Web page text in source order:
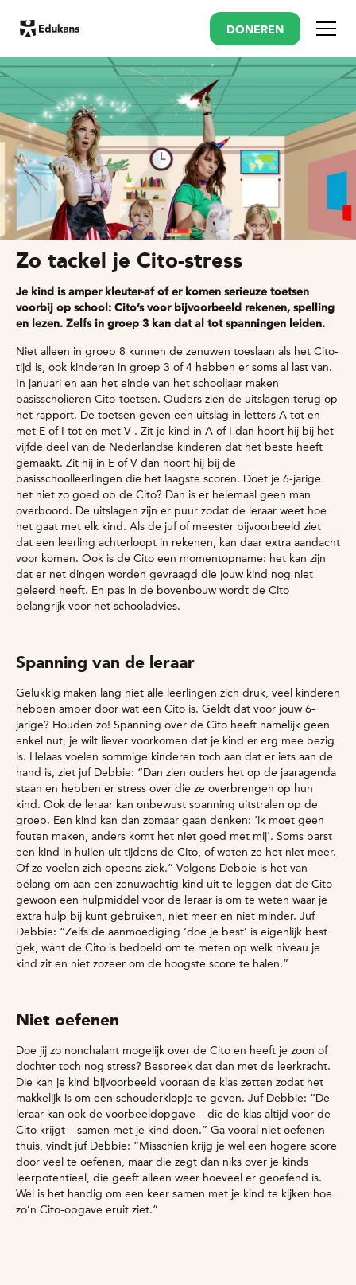
DONEREN Menu
Zo tackel je Cito-stress
Je kind is amper kleuter-af of er komen serieuze toetsen
voorbij op school: Cito’s voor bijvoorbeeld rekenen, spelling
en lezen. Zelfs in groep 3 kan dat al tot spanningen leiden.
Niet alleen in groep 8 kunnen de zenuwen toeslaan als het Cito-
tijd is, ook kinderen in groep 3 of 4 hebben er soms al last van.
In januari en aan het einde van het schooljaar maken
basisscholieren Cito-toetsen. Ouders zien de uitslagen terug op
het rapport. De toetsen geven een uitslag in letters A tot en
met E of I tot en met V . Zit je kind in A of I dan hoort hij bij het
vijfde deel van de Nederlandse kinderen dat het beste heeft
gemaakt. Zit hij in E of V dan hoort hij bij de
basisschoolleerlingen die het laagste scoren. Doet je 6-jarige
het niet zo goed op de Cito? Dan is er helemaal geen man
overboord. De uitslagen zijn er puur zodat de leraar weet hoe
het gaat met elk kind. Als de juf of meester bijvoorbeeld ziet
dat een leerling achterloopt in rekenen, kan daar extra aandacht
voor komen. Ook is de Cito een momentopname: het kan zijn
dat er net dingen worden gevraagd die jouw kind nog niet
geleerd heeft. En pas in de bovenbouw wordt de Cito
belangrijk voor het schooladvies.
Spanning van de leraar
Gelukkig maken lang niet alle leerlingen zich druk, veel kinderen
hebben amper door wat een Cito is. Geldt dat voor jouw 6-
jarige? Houden zo! Spanning over de Cito heeft namelijk geen
enkel nut, je wilt liever voorkomen dat je kind er erg mee bezig
is. Helaas voelen sommige kinderen toch aan dat er iets aan de
hand is, ziet juf Debbie: “Dan zien ouders het op de jaaragenda
staan en hebben er stress over die ze overbrengen op hun
kind. Ook de leraar kan onbewust spanning uitstralen op de
groep. Een kind kan dan zomaar gaan denken: ‘ik moet geen
fouten maken, anders komt het niet goed met mij’. Soms barst
een kind in huilen uit tijdens de Cito, of weten ze het niet meer.
Of ze voelen zich opeens ziek.” Volgens Debbie is het van
belang om aan een zenuwachtig kind uit te leggen dat de Cito
gewoon een hulpmiddel voor de leraar is om te weten waar je
extra hulp bij kunt gebruiken, niet meer en niet minder. Juf
Debbie: “Zelfs de aanmoediging ‘doe je best’ is eigenlijk best
gek, want de Cito is bedoeld om te meten op welk niveau je
kind zit en niet zozeer om de hoogste score te halen.”
Niet oefenen
Doe jij zo nonchalant mogelijk over de Cito en heeft je zoon of
dochter toch nog stress? Bespreek dat dan met de leerkracht.
Die kan je kind bijvoorbeeld vooraan de klas zetten zodat het
makkelijk is om een schouderklopje te geven. Juf Debbie: “De
leraar kan ook de voorbeeldopgave – die de klas altijd voor de
Cito krijgt – samen met je kind doen.” Ga vooral niet oefenen
thuis, vindt juf Debbie: “Misschien krijg je wel een hogere score
door veel te oefenen, maar die zegt dan niks over je kinds
leerpotentieel, die geeft alleen weer hoeveel er geoefend is.
Wel is het handig om een keer samen met je kind te kijken hoe
zo’n Cito-opgave eruit ziet.”